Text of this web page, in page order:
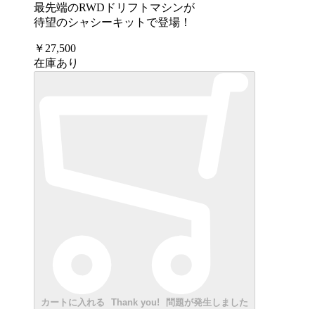
最先端のRWDドリフトマシンが
待望のシャシーキットで登場！
￥27,500
在庫あり
カートに入れる Thank you! 問題が発生しました